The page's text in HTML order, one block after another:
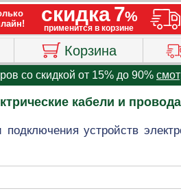
Корзина
со скидкой от 15% до 90%
кабели и провода
устройств